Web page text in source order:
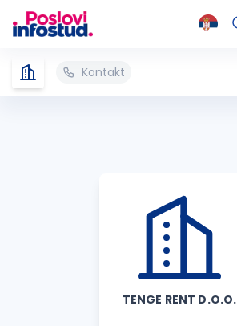
Kontakt
TENGE RENT D.O.O.